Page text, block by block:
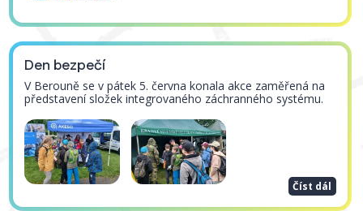
Den bezpečí
V Berouně se v pátek 5. června konala akce zaměřená na
představení složek integrovaného záchranného systému.
Číst dál